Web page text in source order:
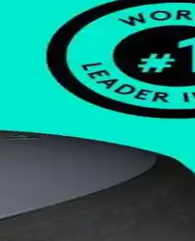
bir oyuncu faresidir.